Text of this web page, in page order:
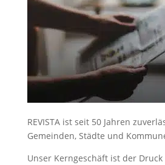
REVISTA ist seit 50 Jahren
Gemeinden, Städte und
Unser Kerngeschäft ist der Druck